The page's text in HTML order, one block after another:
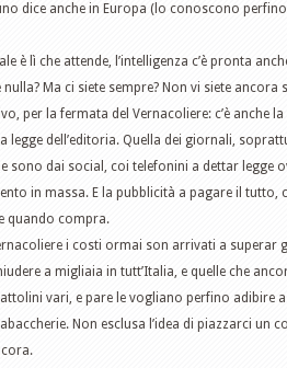
dice anche in Europa (lo conoscono
è lì che attende, l’intelligenza c’è pronta
nulla? Ma ci siete sempre? Non vi siete
per la fermata del Vernacoliere: c’è anche
legge dell’editoria. Quella dei giornali,
sono dai social, coi telefonini a dettar legge
in massa. E la pubblicità a pagare il tutto,
quando compra.
i costi ormai son arrivati a superar
a migliaia in tutt’Italia, e quelle che
vari, e pare le vogliano perfino adibire
Non esclusa l’idea di piazzarci un